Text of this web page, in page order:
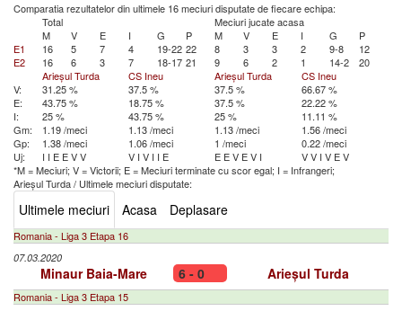
Comparatia rezultatelor din ultimele 16 meciuri disputate de fiecare echipa:
Total
Meciuri jucate acasa
M
V E I G P M V E I G
P
E1
16 5 7 4 19-22 22 8 3 3 2 9-8
12
E2
16 6 3 7 18-17 21 9 6 2 1 14-2
20
Arieșul Turda
CS Ineu Arieșul Turda
CS Ineu
V:
31.25 % 37.5 % 37.5 %
66.67 %
E:
43.75 % 18.75 % 37.5 %
22.22 %
I:
25 % 43.75 % 25 %
11.11 %
Gm:
1.19 /meci 1.13 /meci 1.13 /meci
1.56 /meci
Gp:
1.38 /meci 1.06 /meci 1 /meci
0.22 /meci
Uj:
I I E EVV V I V I I E E EV EV I VV I V EV
*M = Meciuri; V = Victorii; E = Meciuri terminate cu scor egal; I = Infrangeri;
Arieșul Turda/ Ultimele meciuri disputate:
Ultimele meciuri Acasa Deplasare
Romania - Liga 3 Etapa 16
07.03.2020
Minaur Baia-Mare 6 - 0 Arieșul Turda
Romania - Liga 3 Etapa 15